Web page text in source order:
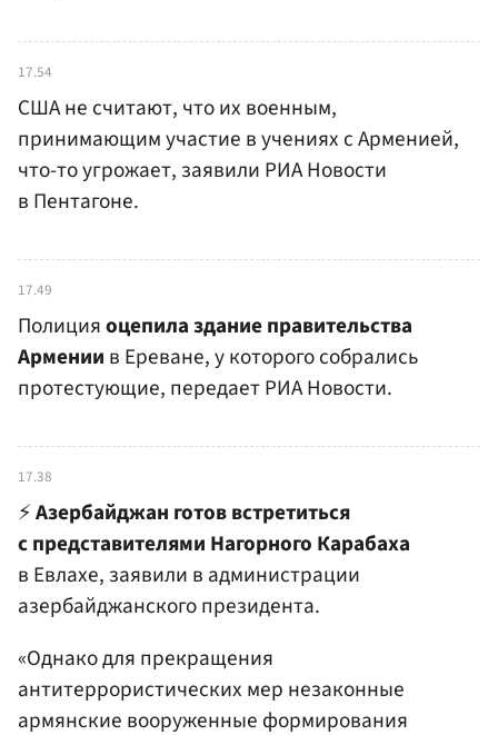
17.54
США не считают, что их военным,
принимающим участие в учениях с Арменией,
что-то угрожает, заявили РИА Новости
в Пентагоне.
17.49
Полицияоцепила здание правительства
Армении в Ереване, у которого собрались
протестующие, передает РИА Новости.
17.38
⚡️Азербайджан готов встретиться
с представителями Нагорного Карабаха
в Евлахе, заявили в администрации
азербайджанского президента.
«Однако для прекращения
антитеррористических мер незаконные
армянские вооруженные формирования